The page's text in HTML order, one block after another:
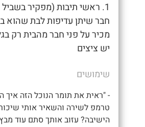
1. ראשי תיבות (מפקיר בשביל
חבר שיתן עדיפות לבת שהוא
מכיר על פני חבר מהבית רק
יש ציצים
שימושים
- "ראית את תומר הנוכל הזה איך
טרמפ לשירה והשאיר אותי
הישיבה? עזוב אותך סתם עוד